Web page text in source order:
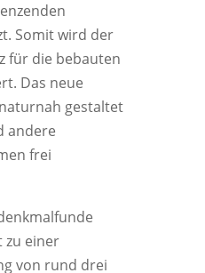
Somit wird der
für die bebauten
Das neue
gestaltet
andere
frei
zu einer
von rund drei